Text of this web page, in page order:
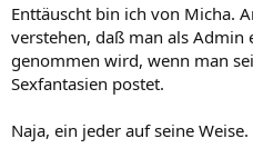
Enttäuscht bin ich von Micha.
verstehen, daß man als
genommen wird, wenn man
Sexfantasien postet.
Naja, ein jeder auf seine Weise.